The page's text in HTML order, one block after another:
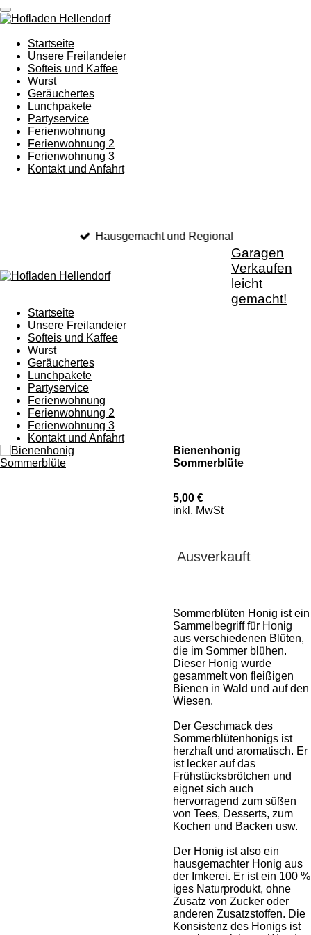
Zum
Hauptinhalt
springen
Startseite
Unsere Freilandeier
Softeis und Kaffee
Wurst
Geräuchertes
Lunchpakete
Partyservice
Ferienwohnung
Ferienwohnung 2
Ferienwohnung 3
Kontakt und Anfahrt
Hausgemacht und Regional
Garagen
Verkaufen
leicht
gemacht!
Startseite
Unsere Freilandeier
Softeis und Kaffee
Wurst
Geräuchertes
Lunchpakete
Partyservice
Ferienwohnung
Ferienwohnung 2
Ferienwohnung 3
Kontakt und Anfahrt
Bienenhonig
Sommerblüte
5,00 €
inkl. MwSt
Ausverkauft
Sommerblüten Honig ist ein
Sammelbegriff für Honig
aus verschiedenen Blüten,
die im Sommer blühen.
Dieser Honig wurde
gesammelt von fleißigen
Bienen in Wald und auf den
Wiesen.
Der Geschmack des
Sommerblütenhonigs ist
herzhaft und aromatisch. Er
ist lecker auf das
Frühstücksbrötchen und
eignet sich auch
hervorragend zum süßen
von Tees, Desserts, zum
Kochen und Backen usw.
Der Honig ist also ein
hausgemachter Honig aus
der Imkerei. Er ist ein 100 %
iges Naturprodukt, ohne
Zusatz von Zucker oder
anderen Zusatzstoffen. Die
Konsistenz des Honigs ist